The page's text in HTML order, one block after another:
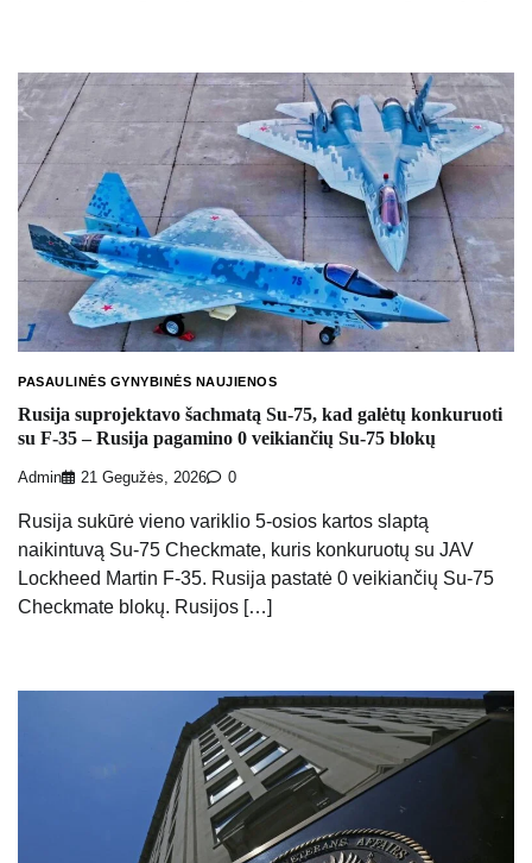
PASAULINĖS GYNYBINĖS NAUJIENOS
Rusija suprojektavo šachmatą Su-75, kad galėtų konkuruoti
su F-35 – Rusija pagamino 0 veikiančių Su-75 blokų
Admin 21 Gegužės, 2026 0
Rusija sukūrė vieno variklio 5-osios kartos slaptą
naikintuvą Su-75 Checkmate, kuris konkuruotų su JAV
Lockheed Martin F-35. Rusija pastatė 0 veikiančių Su-75
Checkmate blokų. Rusijos […]